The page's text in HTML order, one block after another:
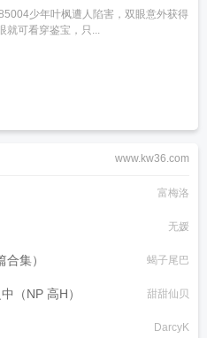
少年叶枫遭人陷害，双眼意外获得
就可看穿鉴宝，只...
www.kw36.com
富梅洛
无媛
集） 蝎子尾巴
（NP 高H） 甜甜仙贝
DarcyK